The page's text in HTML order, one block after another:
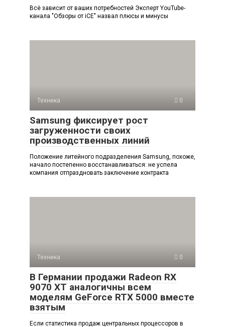
Всё зависит от ваших потребностей Эксперт YouTube-
канала "Обзоры от iCE" назвал плюсы и минусы
Техника 0
Samsung фиксирует рост
загруженности своих
производственных линий
Положение литейного подразделения Samsung, похоже,
начало постепенно восстанавливаться: не успела
компания отпраздновать заключение контракта
Техника 0
В Германии продажи Radeon RX
9070 XT аналогичны всем
моделям GeForce RTX 5000 вместе
взятым
Если статистика продаж центральных процессоров в